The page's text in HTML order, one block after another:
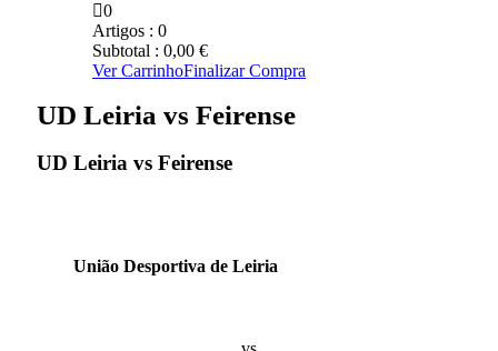
0
Artigos : 0
Subtotal : 0,00 €
Ver CarrinhoFinalizar Compra
UD Leiria vs Feirense
UD Leiria vs Feirense
União Desportiva de Leiria